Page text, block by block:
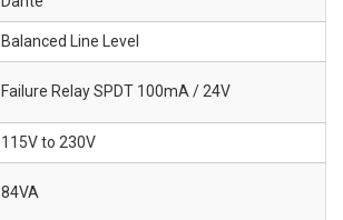
Balanced Line Level
Failure Relay SPDT 100mA / 24V
115V to 230V
84VA